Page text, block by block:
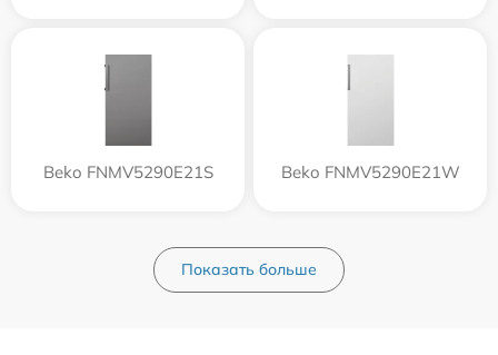
Beko FNMV5290E21S Beko FNMV5290E21W
Показать больше